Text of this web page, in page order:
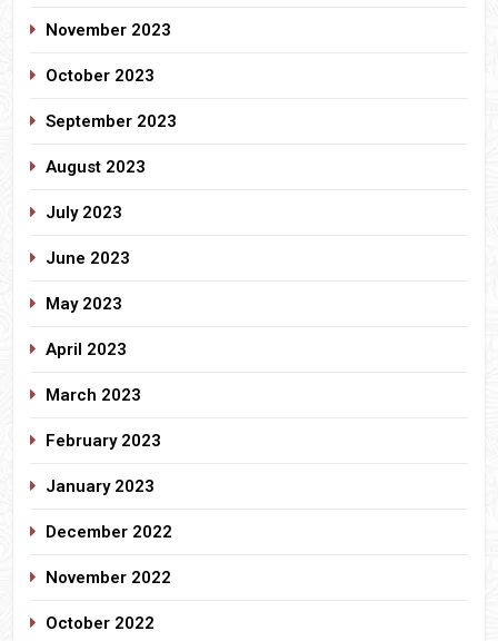
November 2023
October 2023
September 2023
August 2023
July 2023
June 2023
May 2023
April 2023
March 2023
February 2023
January 2023
December 2022
November 2022
October 2022